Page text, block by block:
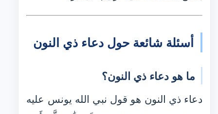
أسئلة شائعة حول دعاء ذي النون
ما هو دعاء ذي النون؟
دعاء ذي النون هو قول نبي الله يونس عليه